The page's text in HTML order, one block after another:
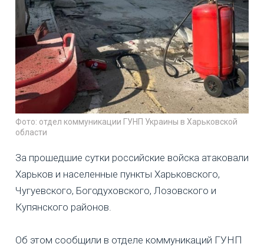
Фото: отдел коммуникации ГУНП Украины в Харьковской
области
За прошедшие сутки российские войска атаковали
Харьков и населенные пункты Харьковского,
Чугуевского, Богодуховского, Лозовского и
Купянского районов.
Об этом сообщили в отделе коммуникаций ГУНП